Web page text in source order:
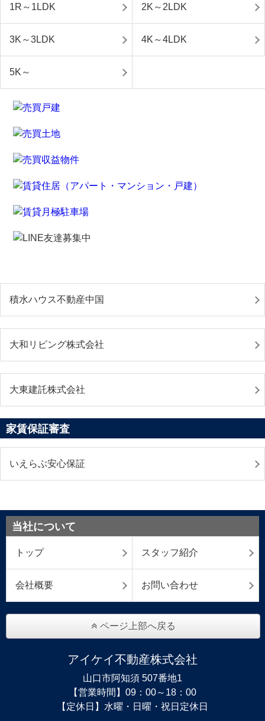
1R～1LDK 2K～2LDK
3K～3LDK 4K～4LDK
5K～
積水ハウス不動産中国
大和リビング株式会社
大東建託株式会社
家賃保証審査
いえらぶ安心保証
当社について
トップ スタッフ紹介
会社概要 お問い合わせ
ページ上部へ戻る
アイケイ不動産株式会社
山口市阿知須 507番地1
【営業時間】09：00～18：00
【定休日】水曜・日曜・祝日定休日